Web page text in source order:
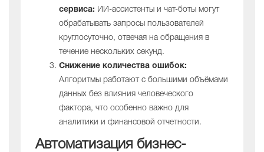
сервиса: ИИ-ассистенты и чат-боты могут
обрабатывать запросы пользователей
круглосуточно, отвечая на обращения в
течение нескольких секунд.
Снижение количества ошибок:
Алгоритмы работают с большими объёмами
данных без влияния человеческого
фактора, что особенно важно для
аналитики и финансовой отчетности.
Автоматизация бизнес-